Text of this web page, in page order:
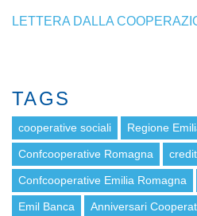
LETTERA DALLA
TAGS
cooperative sociali Regione
Confcooperative Romagna
Confcooperative Emilia Romagna
Emil Banca Anniversari